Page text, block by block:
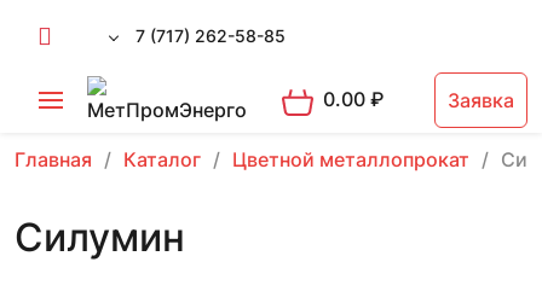
7 (717) 262-58-85
0.00₽ Заявка
Главная Каталог Цветной металлопрокат
Силумин